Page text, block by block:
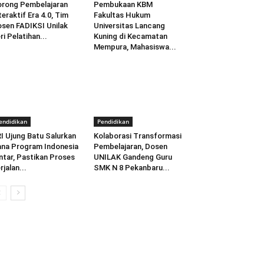
Pembelajaran
Era 4.0, Tim
FADIKSI Unilak
Pelatihan...
Pembukaan KBM
Fakultas Hukum
Universitas Lancang
Kuning di Kecamatan
Mempura, Mahasiswa...
Ujung Batu Salurkan
Program Indonesia
Pastikan Proses
Pendidikan
Kolaborasi Transformasi
Pembelajaran, Dosen
UNILAK Gandeng Guru
SMK N 8 Pekanbaru...